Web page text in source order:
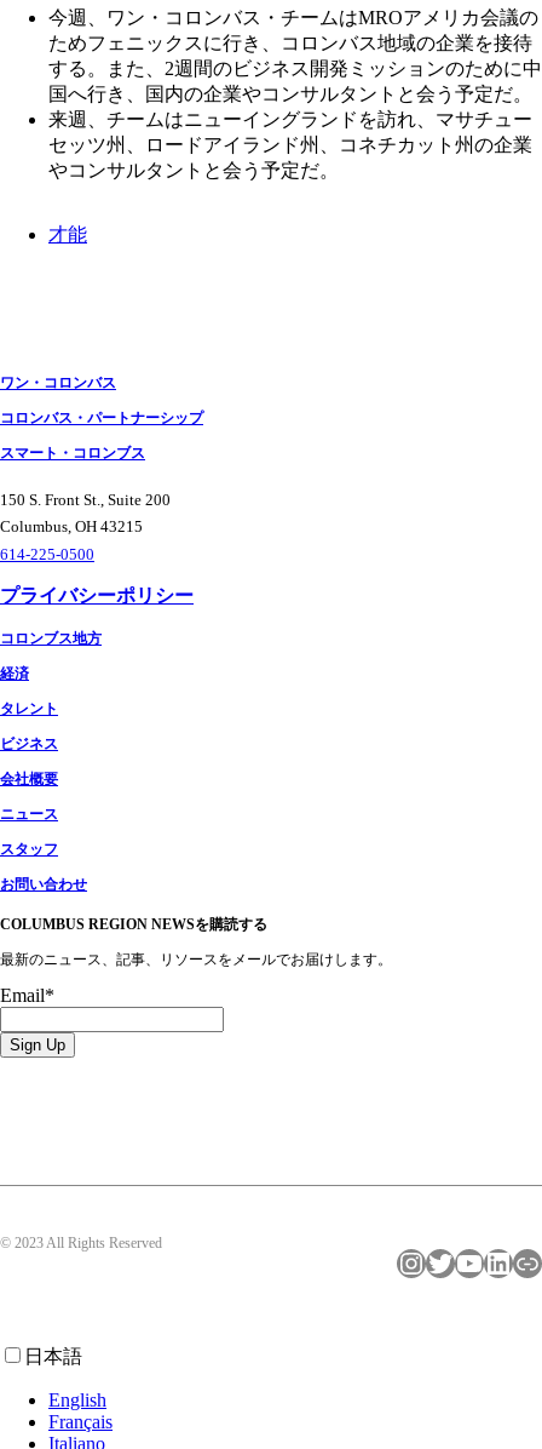
今週、ワン・コロンバス・チームはMROアメリカ会議の
ためフェニックスに行き、コロンバス地域の企業を接待
する。また、2週間のビジネス開発ミッションのために中
国へ行き、国内の企業やコンサルタントと会う予定だ。
来週、チームはニューイングランドを訪れ、マサチュー
セッツ州、ロードアイランド州、コネチカット州の企業
やコンサルタントと会う予定だ。
才能
ワン・コロンバス
コロンバス・パートナーシップ
スマート・コロンブス
150 S. Front St., Suite 200
Columbus, OH 43215
614-225-0500
プライバシーポリシー
コロンブス地方
経済
タレント
ビジネス
会社概要
ニュース
スタッフ
お問い合わせ
COLUMBUS REGION NEWSを購読する
最新のニュース、記事、リソースをメールでお届けします。
Email*
© 2023 All Rights Reserved
インスタグラムツイッターユーチューブLinkedIn リンク
日本語
English
Français
Italiano